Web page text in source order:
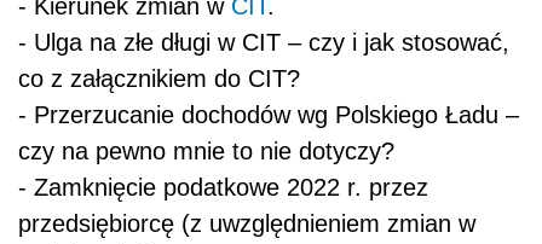
- Kierunek zmian w CIT .
- Ulga na złe długi w CIT – czy i jak stosować,
co z załącznikiem do CIT?
- Przerzucanie dochodów wg Polskiego Ładu –
czy na pewno mnie to nie dotyczy?
- Zamknięcie podatkowe 2022 r. przez
przedsiębiorcę (z uwzględnieniem zmian w